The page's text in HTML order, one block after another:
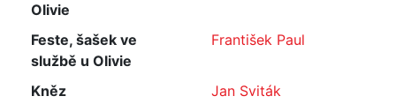
Olivie
Feste, šašek ve
službě u Olivie
František Paul
Kněz
Jan Sviták